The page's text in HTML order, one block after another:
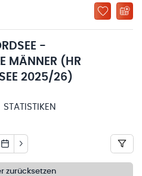
-
MÄNNER (HR
2025/26)
STATISTIKEN
zurücksetzen